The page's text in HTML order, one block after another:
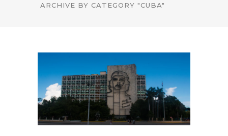
ARCHIVE BY CATEGORY "CUBA"